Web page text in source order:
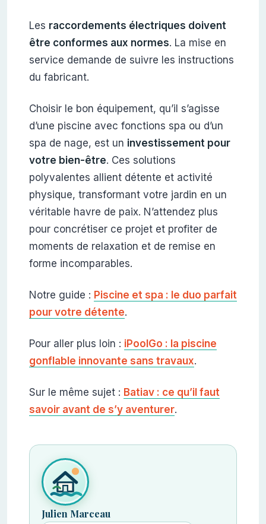
Les raccordements électriques doivent
être conformes aux normes. La mise en
service demande de suivre les instructions
du fabricant.
Choisir le bon équipement, qu’il s’agisse
d’une piscine avec fonctions spa ou d’un
spa de nage, est un investissement pour
votre bien-être. Ces solutions
polyvalentes allient détente et activité
physique, transformant votre jardin en un
véritable havre de paix. N’attendez plus
pour concrétiser ce projet et profiter de
moments de relaxation et de remise en
forme incomparables.
Notre guide : Piscine et spa : le duo parfait
pour votre détente.
Pour aller plus loin : iPoolGo : la piscine
gonflable innovante sans travaux.
Sur le même sujet : Batiav : ce qu’il faut
savoir avant de s’y aventurer.
Julien Marceau